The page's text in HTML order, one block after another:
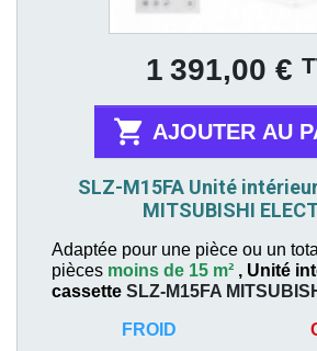
1 391,00 €
 AJOUTER AU
SLZ-M15FA Unité
MITSUBISHI
Adaptée pour une pièce ou un
pièces moins de 15 m² , Unité
cassette SLZ-M15FA
FROID